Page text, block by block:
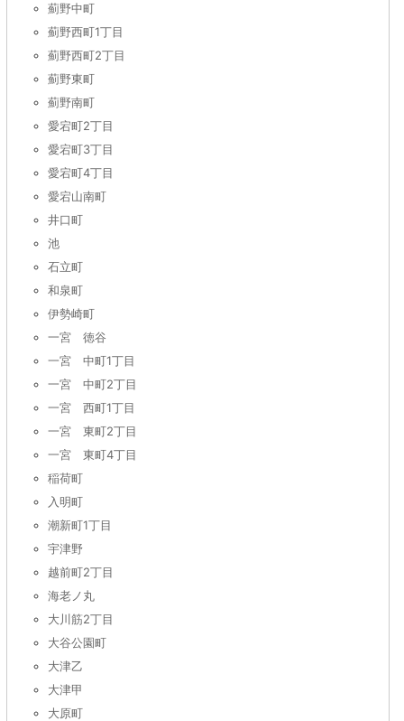
薊野中町
薊野西町1丁目
薊野西町2丁目
薊野東町
薊野南町
愛宕町2丁目
愛宕町3丁目
愛宕町4丁目
愛宕山南町
井口町
池
石立町
和泉町
伊勢崎町
一宮 徳谷
一宮 中町1丁目
一宮 中町2丁目
一宮 西町1丁目
一宮 東町2丁目
一宮 東町4丁目
稲荷町
入明町
潮新町1丁目
宇津野
越前町2丁目
海老ノ丸
大川筋2丁目
大谷公園町
大津乙
大津甲
大原町